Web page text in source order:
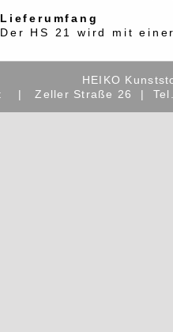
Lieferumfang
Der HS 21 wird mit
HEIKO
| Zeller Straße 26 |